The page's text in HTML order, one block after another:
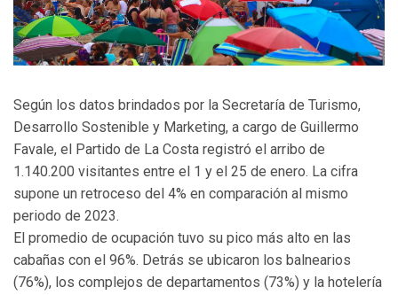
Según los datos brindados por la Secretaría de Turismo,
Desarrollo Sostenible y Marketing, a cargo de Guillermo
Favale, el Partido de La Costa registró el arribo de
1.140.200 visitantes entre el 1 y el 25 de enero. La cifra
supone un retroceso del 4% en comparación al mismo
periodo de 2023.
El promedio de ocupación tuvo su pico más alto en las
cabañas con el 96%. Detrás se ubicaron los balnearios
(76%), los complejos de departamentos (73%) y la hotelería